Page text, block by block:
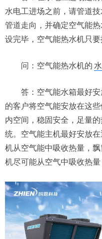
水电工进场之前，请管道
管道走向，并确定空气能
设完毕，空气能热水机只
问：空气能热水机的
答：空气能水箱最好
的客户将空气能安放在这
内空间，稳固安全，足量
统。空气能主机最好安放
机从空气能中吸收热量，
机尽可能从空气中吸收热量